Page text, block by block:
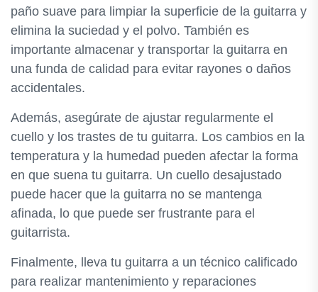
paño suave para limpiar la superficie de la guitarra y
elimina la suciedad y el polvo. También es
importante almacenar y transportar la guitarra en
una funda de calidad para evitar rayones o daños
accidentales.
Además, asegúrate de ajustar regularmente el
cuello y los trastes de tu guitarra. Los cambios en la
temperatura y la humedad pueden afectar la forma
en que suena tu guitarra. Un cuello desajustado
puede hacer que la guitarra no se mantenga
afinada, lo que puede ser frustrante para el
guitarrista.
Finalmente, lleva tu guitarra a un técnico calificado
para realizar mantenimiento y reparaciones